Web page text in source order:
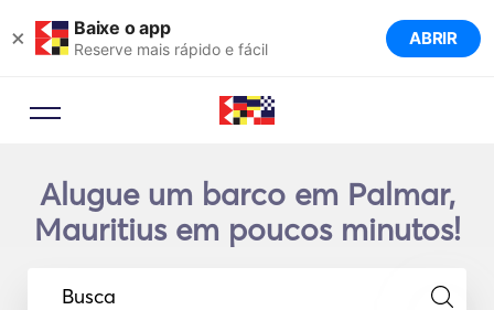
× Baixe o app
Reserve mais rápido e fácil ABRIR
Alugue um barco em Palmar,
Mauritius em poucos minutos!
Busca